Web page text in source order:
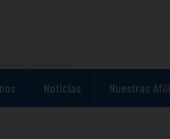
Noticias Nuestras